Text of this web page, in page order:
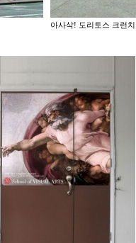
아사삭! 도리토스 크런